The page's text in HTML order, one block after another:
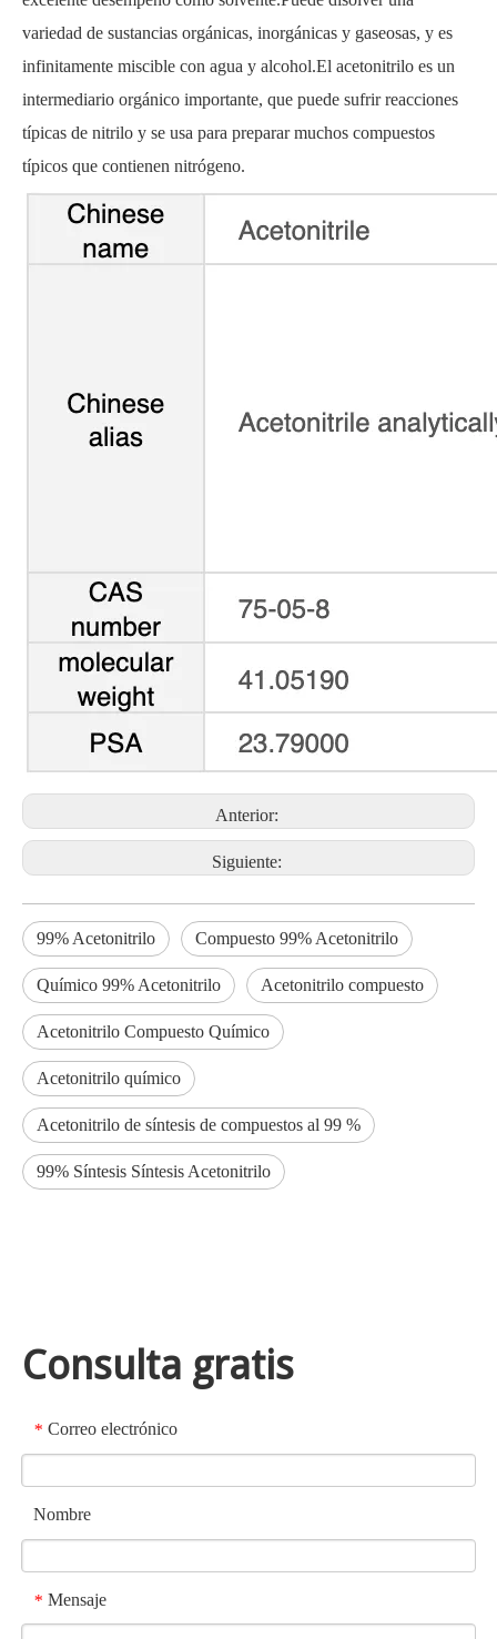
variedad de sustancias orgánicas, inorgánicas y gaseosas, y es
infinitamente miscible con agua y alcohol.El acetonitrilo es un
intermediario orgánico importante, que puede sufrir reacciones
típicas de nitrilo y se usa para preparar muchos compuestos
típicos que contienen nitrógeno.
Anterior:
Siguiente:
99% Acetonitrilo Compuesto 99% Acetonitrilo
Químico 99% Acetonitrilo Acetonitrilo compuesto
Acetonitrilo Compuesto Químico
Acetonitrilo químico
Acetonitrilo de síntesis de compuestos al 99 %
99% Síntesis Síntesis Acetonitrilo
Consulta gratis
* Correo electrónico
Nombre
* Mensaje